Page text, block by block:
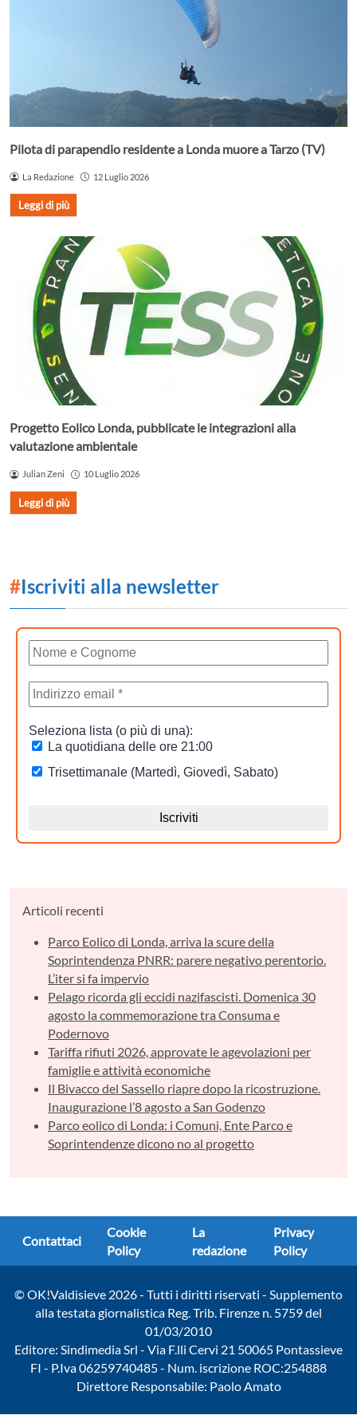
Pilota di parapendio residente a Londa muore a Tarzo (TV)
La Redazione 12 Luglio 2026
Leggi di più
Progetto Eolico Londa, pubblicate le integrazioni alla
valutazione ambientale
Julian Zeni 10 Luglio 2026
Leggi di più
#Iscriviti alla newsletter
Articoli recenti
Parco Eolico di Londa, arriva la scure della
Soprintendenza PNRR: parere negativo perentorio.
L’iter si fa impervio
Pelago ricorda gli eccidi nazifascisti. Domenica 30
agosto la commemorazione tra Consuma e
Podernovo
Tariffa rifiuti 2026, approvate le agevolazioni per
famiglie e attività economiche
Il Bivacco del Sassello riapre dopo la ricostruzione.
Inaugurazione l’8 agosto a San Godenzo
Parco eolico di Londa: i Comuni, Ente Parco e
Soprintendenze dicono no al progetto
Contattaci
Cookie
Policy
La
redazione
Privacy
Policy
© OK!Valdisieve 2026 - Tutti i diritti riservati - Supplemento
alla testata giornalistica Reg. Trib. Firenze n. 5759 del
01/03/2010
Editore: Sindimedia Srl - Via F.lli Cervi 21 50065 Pontassieve
FI - P.Iva 06259740485 - Num. iscrizione ROC:254888
Direttore Responsabile: Paolo Amato